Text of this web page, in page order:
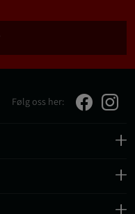
Følg oss her: